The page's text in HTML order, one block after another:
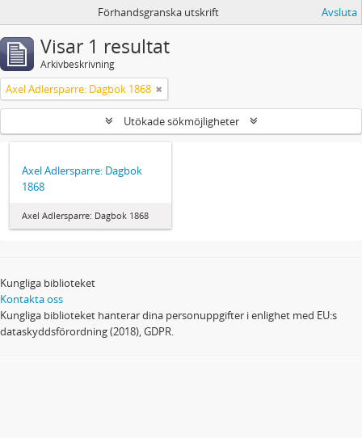
Förhandsgranska utskrift Avsluta
Visar 1 resultat
Arkivbeskrivning
Axel Adlersparre: Dagbok 1868
Utökade sökmöjligheter
Axel Adlersparre: Dagbok
1868
Axel Adlersparre: Dagbok 1868
Kungliga biblioteket
Kontakta oss
Kungliga biblioteket hanterar dina personuppgifter i enlighet med EU:s
dataskyddsförordning (2018), GDPR.